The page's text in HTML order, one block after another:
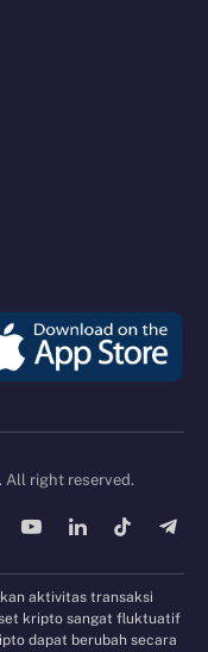
All right reserved.
YouTubeLinkedInTikTok
aktivitas transaksi
kripto sangat fluktuatif
dapat berubah secara